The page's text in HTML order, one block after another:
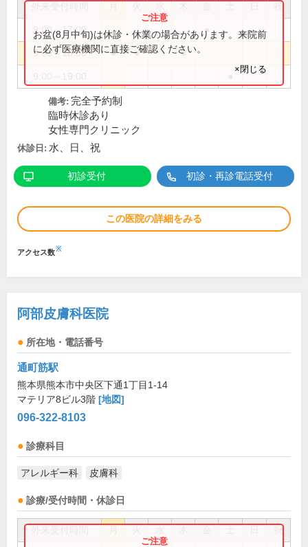
祝
9:00～17:00 ●
9:00～18:00 ● ● ●
お盆(8月中旬)は休診・休業の場合があります。来院前
に必ず医療機関に直接ご確認ください。
×閉じる
備考: 完全予約制
臨時休診あり
女性専門クリニック
休診日: 水、日、祝
初診受付 初診・再診電話受付
この医院の詳細をみる
アクセス数※
阿部皮膚科医院
所在地・電話番号
通町筋駅
熊本県熊本市中央区下通1丁目1-14
マテリア8ビル3階 [地図]
096-322-8103
診療科目
アレルギー科 皮膚科
診療/受付時間・休診日
祝